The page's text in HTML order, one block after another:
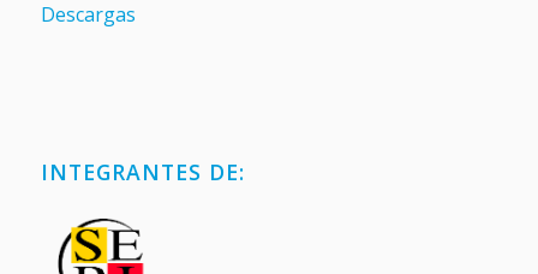
Descargas
INTEGRANTES DE: